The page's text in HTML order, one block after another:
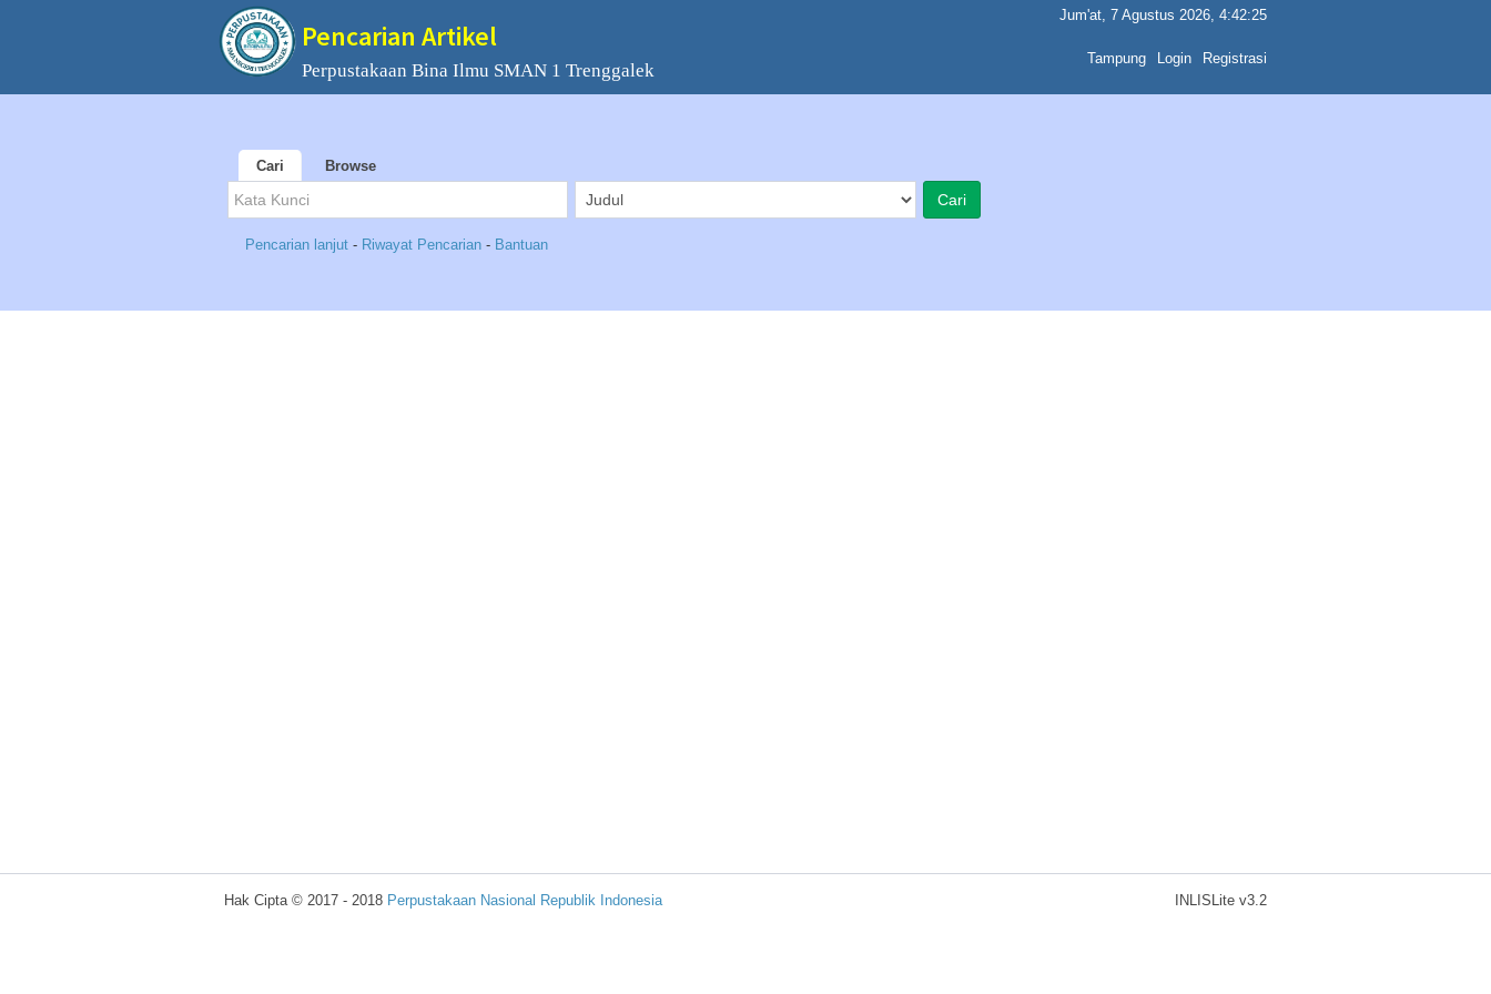
Pencarian Artikel
Perpustakaan Bina Ilmu SMAN 1 Trenggalek
Jum'at, 7 Agustus 2026, 4:42:25
Tampung Login Registrasi
Cari Browse
Pencarian lanjut - Riwayat Pencarian - Bantuan
INLISLite v3.2
Hak Cipta © 2017 - 2018 Perpustakaan Nasional Republik Indonesia